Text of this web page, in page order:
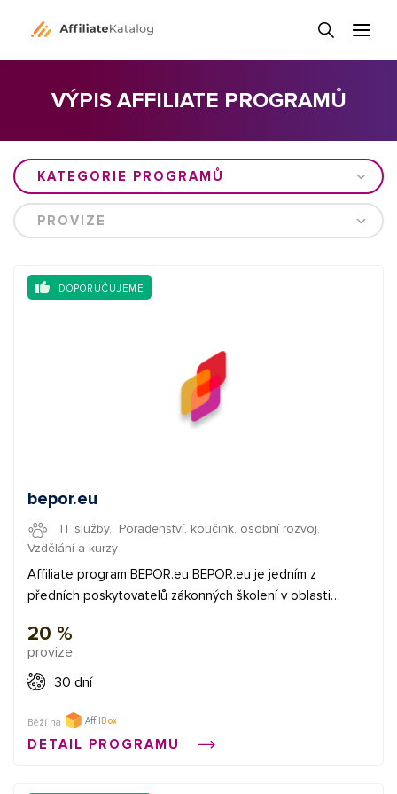
VÝPIS AFFILIATE PROGRAMŮ
KATEGORIE PROGRAMŮ
PROVIZE
DOPORUČUJEME
bepor.eu
IT služby, Poradenství, koučink, osobní rozvoj,
Vzdělání a kurzy
Affiliate program BEPOR.eu BEPOR.eu je jedním z
předních poskytovatelů zákonných školení v oblasti
Školení řidičů referentů v České republice. Pomáháme
malým a středním podnikatelům usnadnit si každodenní
administrativu a splnit zákonnou povinnost formou online
registraci zákazníka a procentuální odměnu z
uskutečněných nákupů, které vytvořili návštěvníci, které
20 %
provize
30 dní
Běží na
DETAIL PROGRAMU